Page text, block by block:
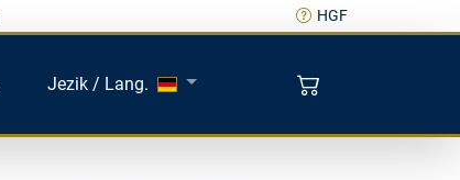
HGF
Jezik / Lang.